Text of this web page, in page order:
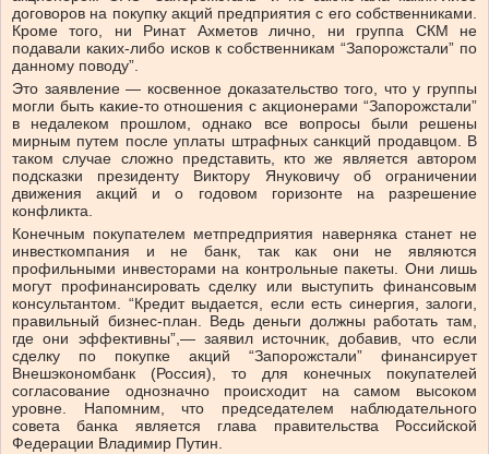
договоров на покупку акций предприятия с его собственниками.
Кроме того, ни Ринат Ахметов лично, ни группа СКМ не
подавали каких-либо исков к собственникам “Запорожстали” по
данному поводу”.
Это заявление — косвенное доказательство того, что у группы
могли быть какие-то отношения с акционерами “Запорожстали”
в недалеком прошлом, однако все вопросы были решены
мирным путем после уплаты штрафных санкций продавцом. В
таком случае сложно представить, кто же является автором
подсказки президенту Виктору Януковичу об ограничении
движения акций и о годовом горизонте на разрешение
конфликта.
Конечным покупателем метпредприятия наверняка станет не
инвесткомпания и не банк, так как они не являются
профильными инвесторами на контрольные пакеты. Они лишь
могут профинансировать сделку или выступить финансовым
консультантом. “Кредит выдается, если есть синергия, залоги,
правильный бизнес-план. Ведь деньги должны работать там,
где они эффективны”,— заявил источник, добавив, что если
сделку по покупке акций “Запорожстали” финансирует
Внешэкономбанк (Россия), то для конечных покупателей
согласование однозначно происходит на самом высоком
уровне. Напомним, что председателем наблюдательного
совета банка является глава правительства Российской
Федерации Владимир Путин.